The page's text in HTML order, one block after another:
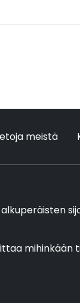
meistä